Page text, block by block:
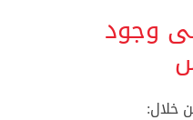
وجود
خلال: